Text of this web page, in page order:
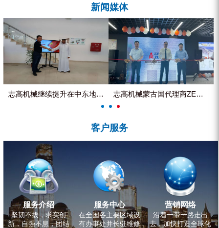
水井专用螺杆空压机
雾炮机
洗轮机
新闻媒体
志高机械继续提升在中东地区的市... 志高机械蒙古国代理商ZEGA客...
客户服务
服务介绍
坚韧不拔，求实创
新，自强不息，团结
服务中心
在全国各主要区域设
有办事处并长驻维修
营销网络
沿着一带一路走出
去，加快打造全球化